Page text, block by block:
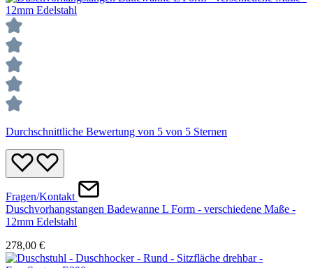
Durchschnittliche Bewertung von 5 von 5 Sternen
Fragen/Kontakt
Duschvorhangstangen Badewanne L Form - verschiedene Maße -
12mm Edelstahl
278,00 €